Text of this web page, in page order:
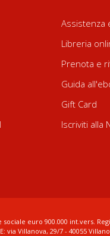
Assistenza
Libreria
Prenota e
Guida
Gift Card
Iscriviti alla
sociale euro 900.000 int.vers.
via Villanova, 29/7 - 40055